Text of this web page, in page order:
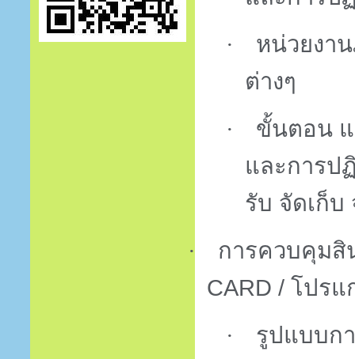
·
หน่วยงา
ต่างๆ
·
ขั้นตอน แ
และการป
รับ จัดเก็บ
·
การควบคุมสิ
CARD /โปรแ
·
รูปแบบก